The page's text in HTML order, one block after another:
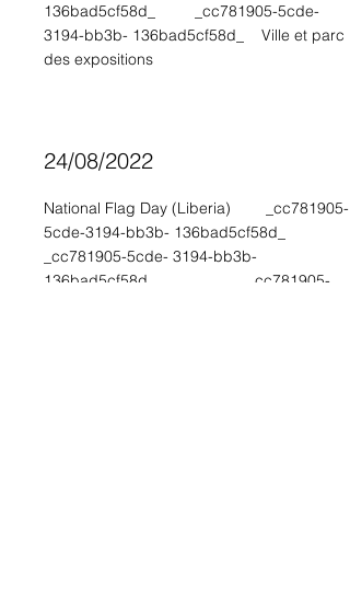
136bad5cf58d_ _cc781905-5cde-
3194-bb3b- 136bad5cf58d_ Ville et parc
des expositions
24/08/2022
National Flag Day (Liberia) _cc781905-
5cde-3194-bb3b- 136bad5cf58d_
_cc781905-5cde- 3194-bb3b-
136bad5cf58d_ _cc781905-